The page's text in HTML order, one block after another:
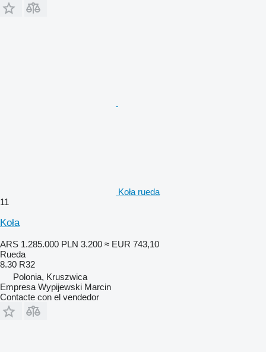
Koła rueda
11
Koła
ARS 1.285.000 PLN 3.200 ≈ EUR 743,10
Rueda
8.30 R32
Polonia, Kruszwica
Empresa Wypijewski Marcin
Contacte con el vendedor